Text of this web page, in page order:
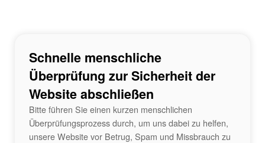
Schnelle menschliche
Überprüfung zur Sicherheit der
Website abschließen
Bitte führen Sie einen kurzen menschlichen
Überprüfungsprozess durch, um uns dabei zu helfen,
unsere Website vor Betrug, Spam und Missbrauch zu